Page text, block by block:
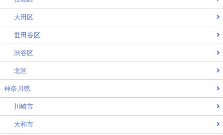
大田区
世田谷区
渋谷区
北区
神奈川県
川崎市
大和市